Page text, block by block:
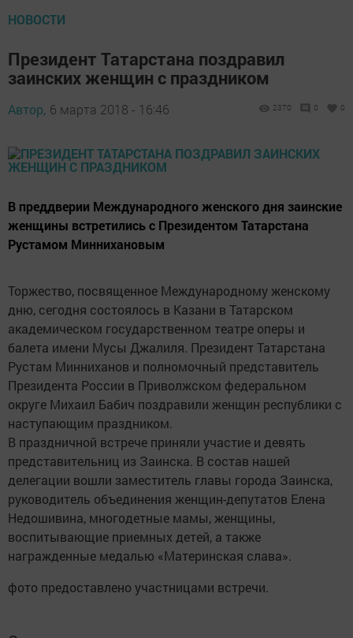
НОВОСТИ
Президент Татарстана поздравил
заинских женщин с праздником
Автор, 6 марта 2018 - 16:46 2370 0 0
В преддверии Международного женского дня заинские
женщины встретились с Президентом Татарстана
Рустамом Миннихановым
Торжество, посвященное Международному женскому
дню, сегодня состоялось в Казани в Татарском
академическом государственном театре оперы и
балета имени Мусы Джалиля. Президент Татарстана
Рустам Минниханов и полномочный представитель
Президента России в Приволжском федеральном
округе Михаил Бабич поздравили женщин республики с
наступающим праздником.
В праздничной встрече приняли участие и девять
представительниц из Заинска. В состав нашей
делегации вошли заместитель главы города Заинска,
руководитель объединения женщин-депутатов Елена
Недошивина, многодетные мамы, женщины,
воспитывающие приемных детей, а также
награжденные медалью «Материнская слава».
фото предоставлено участницами встречи.